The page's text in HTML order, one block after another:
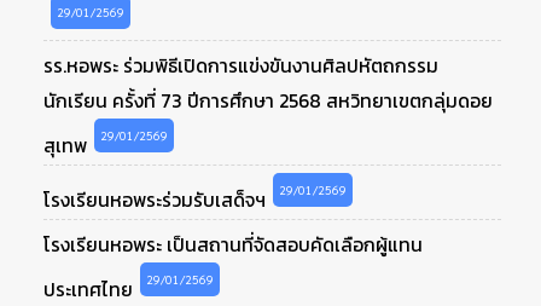
29/01/2569
รร.หอพระ ร่วมพิธีเปิดการแข่งขันงานศิลปหัตถกรรม
นักเรียน ครั้งที่ 73 ปีการศึกษา 2568 สหวิทยาเขตกลุ่มดอย
สุเทพ
29/01/2569
โรงเรียนหอพระร่วมรับเสด็จฯ 29/01/2569
โรงเรียนหอพระ เป็นสถานที่จัดสอบคัดเลือกผู้แทน
ประเทศไทย
29/01/2569